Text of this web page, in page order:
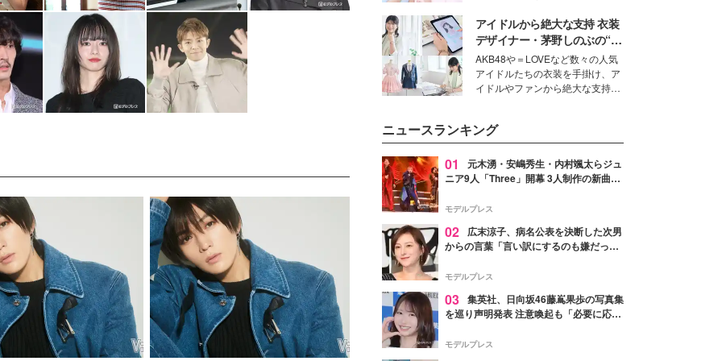
た。
モデル・愛甲ひかりさんと橋下美
好さんを迎えて本音で女子会トー
ク。猛暑のお出かけを快適に過ご
すヒントや、2人が感動した夏の
生理の新常識にも迫りました。
アイドルから絶大な支持 衣装
デザイナー・茅野しのぶの“可
愛い”を作る美学＜「シチズン
クロスシー」インタビュー＞
AKB48や＝LOVEなど数々の人気
アイドルたちの衣装を手掛け、ア
イドルやファンから絶大な支持を
ター・茅野しのぶ。一人ひとりの
個性に寄り添い、魅力を引き出す
衣装作りは、多くの女性たちに勇
気と自信を与え続けている。
ニュースランキング
01
元木湧・安嶋秀生・内村颯太らジュ
ニア9人「Three」開幕 3人制作の新曲＆
進んで夢を掴みたい」【ゲネプロレポ】
モデルプレス
02
広末涼子、病名公表を決断した次男
からの言葉「言い訳にするのも嫌だっ
モデルプレス
03 集英社、日向坂46藤嶌果歩の写真集
を巡り声明発表 注意喚起も「必要に応じ
モデルプレス